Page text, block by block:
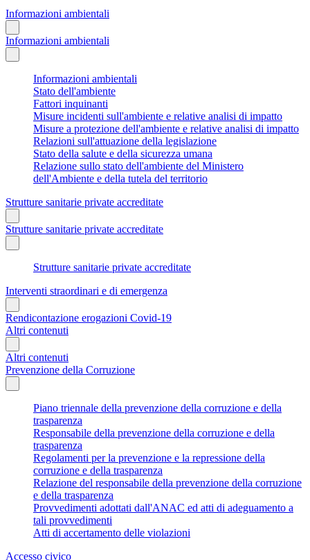
Informazioni ambientali
Informazioni ambientali
Informazioni ambientali
Stato dell'ambiente
Fattori inquinanti
Misure incidenti sull'ambiente e relative analisi di impatto
Misure a protezione dell'ambiente e relative analisi di impatto
Relazioni sull'attuazione della legislazione
Stato della salute e della sicurezza umana
Relazione sullo stato dell'ambiente del Ministero
dell'Ambiente e della tutela del territorio
Strutture sanitarie private accreditate
Strutture sanitarie private accreditate
Strutture sanitarie private accreditate
Interventi straordinari e di emergenza
Rendicontazione erogazioni Covid-19
Altri contenuti
Altri contenuti
Prevenzione della Corruzione
Piano triennale della prevenzione della corruzione e della
trasparenza
Responsabile della prevenzione della corruzione e della
trasparenza
Regolamenti per la prevenzione e la repressione della
corruzione e della trasparenza
Relazione del responsabile della prevenzione della corruzione
e della trasparenza
Provvedimenti adottati dall'ANAC ed atti di adeguamento a
tali provvedimenti
Atti di accertamento delle violazioni
Accesso civico